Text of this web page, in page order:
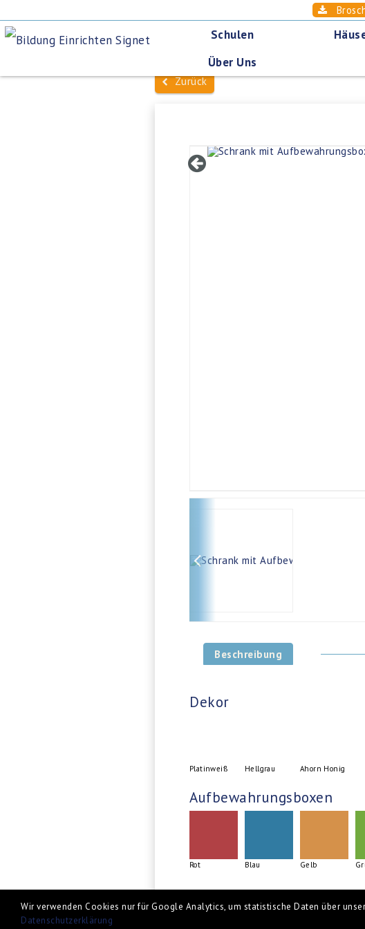
Schulen
Über Uns
Zurück
Beschreibung
Dekor
Platinweiß Hellgrau Ahorn Honig
Aufbewahrungsboxen
Rot Blau Gelb
Wir verwenden Cookies nur für Google Analytics, um statistische Daten über
Datenschutzerklärung